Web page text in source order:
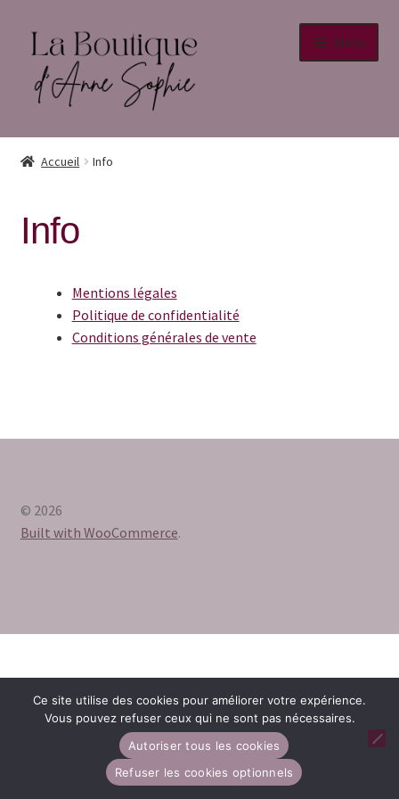
Menu
Accueil
Conditions générales de vente
Politique de confidentialité
Accueil Info
Info
Mentions légales
Politique de confidentialité
Conditions générales de vente
© 2026
Built with WooCommerce.
Ce site utilise des cookies pour améliorer votre expérience.
Vous pouvez refuser ceux qui ne sont pas nécessaires.
Autoriser tous les cookies
Refuser les cookies optionnels